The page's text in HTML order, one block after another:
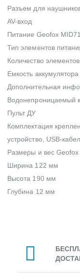
Разъем для
AV-вход
Питание Geofox
Тип элементов
Количество
Емкость
Дополнительная
Водонепроницаемый
Пульт ДУ
Комплектация
устройство, USB-
Размеры и вес
Ширина 122 мм
Высота 190 мм
Глубина 12 мм